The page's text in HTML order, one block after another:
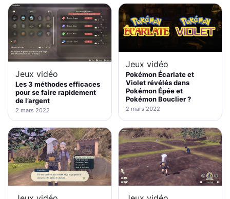
Jeux vidéo
Les 3 méthodes efficaces
pour se faire rapidement
de l’argent
2 mars 2022
Jeux vidéo
Pokémon Écarlate et
Violet révélés dans
Pokémon Épée et
Pokémon Bouclier ?
2 mars 2022